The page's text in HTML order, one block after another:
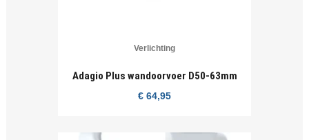
Verlichting
Adagio Plus wandoorvoer D50-63mm
€ 64,95